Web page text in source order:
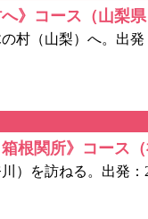
へ》コース（山梨
村（山梨）へ。出発
箱根関所》コース
）を訪ねる。出発：